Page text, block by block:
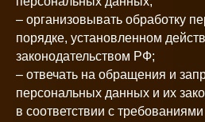
– организовывать обработку
порядке, установленном
законодательством РФ;
– отвечать на обращения и
персональных данных и их
в соответствии с